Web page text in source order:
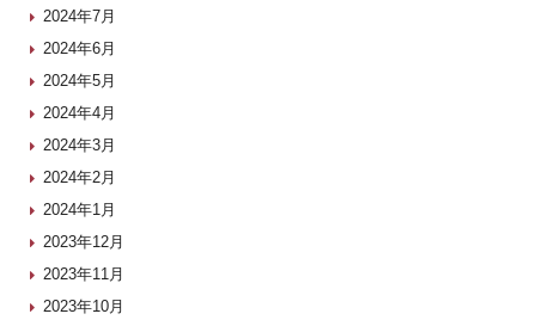
2024年7月
2024年6月
2024年5月
2024年4月
2024年3月
2024年2月
2024年1月
2023年12月
2023年11月
2023年10月